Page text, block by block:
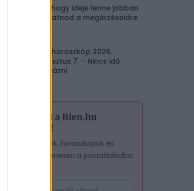
5 jel, hogy ideje lenne jobban
hallgatnod a megérzéseidre
Napi horoszkóp 2026.
augusztus 7. – Nincs idő
tétovázni
Iratkozz fel a Bien.hu
hírlevelére!
A legjobb cikkek, horoszkópok és
tesztek – egyenesen a postaládádba,